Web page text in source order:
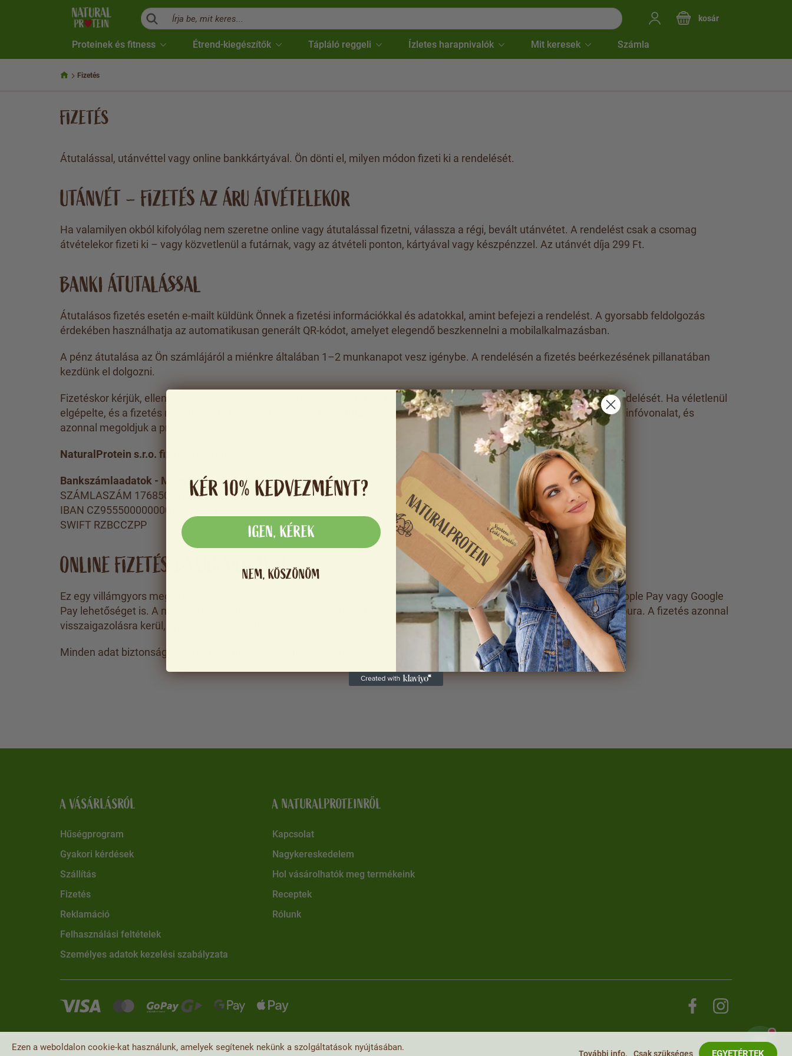
Írja be, mit keres... kosár
Proteinek és fitness Étrend-kiegészítők Tápláló reggeli Ízletes harapnivalók Mit keresek Számla
Fizetés
FIZETÉS
Átutalással, utánvéttel vagy online bankkártyával. Ön dönti el, milyen módon fizeti ki a rendelését.
UTÁNVÉT – FIZETÉS AZ ÁRU ÁTVÉTELEKOR
Ha valamilyen okból kifolyólag nem szeretne online vagy átutalással fizetni, válassza a régi, bevált utánvétet. A rendelést csak a csomag
átvételekor fizeti ki – vagy közvetlenül a futárnak, vagy az átvételi ponton, kártyával vagy készpénzzel. Az utánvét díja 299 Ft.
BANKI ÁTUTALÁSSAL
Átutalásos fizetés esetén e-mailt küldünk Önnek a fizetési információkkal és adatokkal, amint befejezi a rendelést. A gyorsabb feldolgozás
érdekében használhatja az automatikusan generált QR-kódot, amelyet elegendő beszkennelni a mobilalkalmazásban.
A pénz átutalása az Ön számlájáról a miénkre általában 1–2 munkanapot vesz igénybe. A rendelésén a fizetés beérkezésének pillanatában
kezdünk el dolgozni.
Fizetéskor kérjük, ellenőrizze a változó szimbólum (variabilní symbol) helyességét, amely alapján beazonosítjuk az Ön rendelését. Ha véletlenül
elgépelte, és a fizetés nem párosult be, kérjük, keresse fel az
info@naturalprotein.hu
e-mail címet vagy a +36 1 809 0004 infóvonalat, és
azonnal megoldjuk a problémát.
NaturalProtein s.r.o. fizetési adatai:
Bankszámlaadatok - Magyarország
SZÁMLASZÁM 1768508420/5500
IBAN CZ9555000000001768508420
SWIFT RZBCCZPP
ONLINE FIZETÉS BANKKÁRTYÁVAL
Ez egy villámgyors megoldás a biztonságos GoPay fizetési kapunak köszönhetően. Választhat bankkártyás fizetést, de Apple Pay vagy Google
Pay lehetőséget is. A megrendelés elküldése után várjon néhány másodpercet az automatikus átirányításra a fizetési kapura. A fizetés azonnal
visszaigazolásra kerül, így azonnal elkezdhetünk dolgozni a rendelésén.
Minden adat biztonságos, és nem kerül harmadik félnek átadásra.
A VÁSÁRLÁSRÓL
Hűségprogram
Gyakori kérdések
Szállítás
Fizetés
Reklamáció
Felhasználási feltételek
Személyes adatok kezelési szabályzata
A NATURALPROTEINRŐL
Kapcsolat
Nagykereskedelem
Hol vásárolhatók meg termékeink
Receptek
Rólunk
Ezen a weboldalon cookie-kat használunk, amelyek segítenek nekünk a szolgáltatások nyújtásában.
További info. Csak szükséges EGYETÉRTEK
KÉR 10% KEDVEZMÉNYT?
IGEN, KÉREK
NEM, KÖSZÖNÖM